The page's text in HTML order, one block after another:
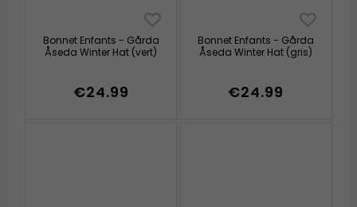
Bonnet Enfants - Gårda
Åseda Winter Hat (vert)
€24.99
Bonnet Enfants - Gårda
Åseda Winter Hat (gris)
€24.99